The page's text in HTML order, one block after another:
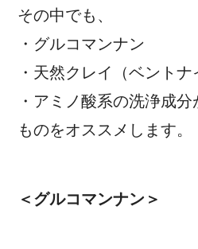
その中でも、
・グルコマンナン
・天然クレイ（ベントナ
・アミノ酸系の洗浄成分
ものをオススメします。
＜グルコマンナン＞